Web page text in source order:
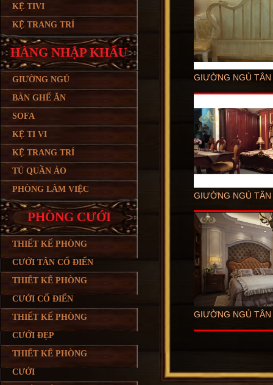
KỆ TIVI
KỆ TRANG TRÍ
HÀNG NHẬP KHẨU
GIƯỜNG NGỦ
BÀN GHẾ ĂN
SOFA
KỆ TI VI
KỆ TRANG TRÍ
TỦ QUẦN ÁO
PHÒNG LÀM VIỆC
PHÒNG CƯỚI
THIẾT KẾ PHÒNG
CƯỚI TÂN CỔ ĐIỂN
THIẾT KẾ PHÒNG
CƯỚI CỔ ĐIỂN
THIẾT KẾ PHÒNG
CƯỚI ĐẸP
THIẾT KẾ PHÒNG
CƯỚI
GIƯỜNG NGỦ
GIƯỜNG NGỦ
GIƯỜNG NGỦ